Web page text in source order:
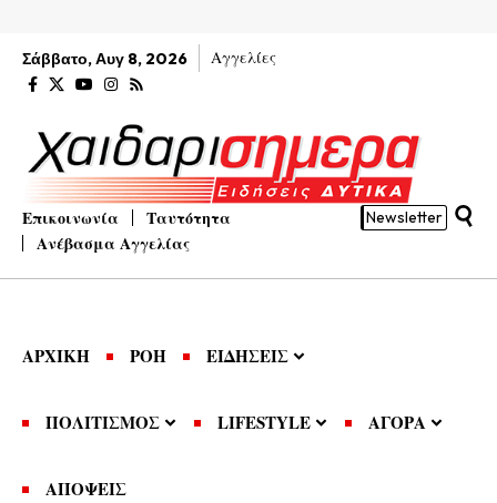
Σάββατο, Αυγ 8, 2026 Αγγελίες
Επικοινωνία
Ταυτότητα
Ανέβασμα Αγγελίας
Newsletter
ΑΡΧΙΚΗ ΡΟΗ ΕΙΔΗΣΕΙΣ
ΠΟΛΙΤΙΣΜΟΣ LIFESTYLE ΑΓΟΡΑ
ΑΠΟΨΕΙΣ